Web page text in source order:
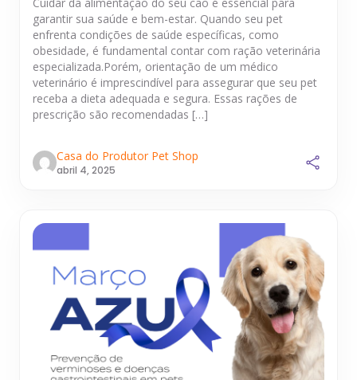
Cuidar da alimentação do seu cão é essencial para
garantir sua saúde e bem-estar. Quando seu pet
enfrenta condições de saúde específicas, como
obesidade, é fundamental contar com ração veterinária
especializada.Porém, orientação de um médico
veterinário é imprescindível para assegurar que seu pet
receba a dieta adequada e segura. Essas rações de
prescrição são recomendadas […]
Casa do Produtor Pet Shop
abril 4, 2025